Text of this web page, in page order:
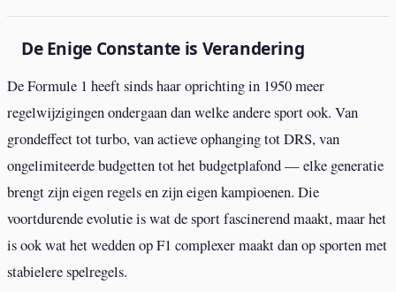
De Enige Constante is Verandering
De Formule 1 heeft sinds haar oprichting in 1950 meer
regelwijzigingen ondergaan dan welke andere sport ook. Van
grondeffect tot turbo, van actieve ophanging tot DRS, van
ongelimiteerde budgetten tot het budgetplafond — elke generatie
brengt zijn eigen regels en zijn eigen kampioenen. Die
voortdurende evolutie is wat de sport fascinerend maakt, maar het
is ook wat het wedden op F1 complexer maakt dan op sporten met
stabielere spelregels.